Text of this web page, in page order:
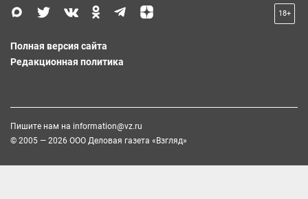
18+
Полная версия сайта
Редакционная политика
Пишите нам на information@vz.ru
© 2005 — 2026 ООО Деловая газета «Взгляд»